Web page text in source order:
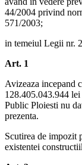
44/2004 privind
571/2003;
in temeiul Legii nr.
Art. 1
Avizeaza incepand
128.405.043.944
Public Ploiesti nu
prezenta.
Scutirea de impozit
existentei